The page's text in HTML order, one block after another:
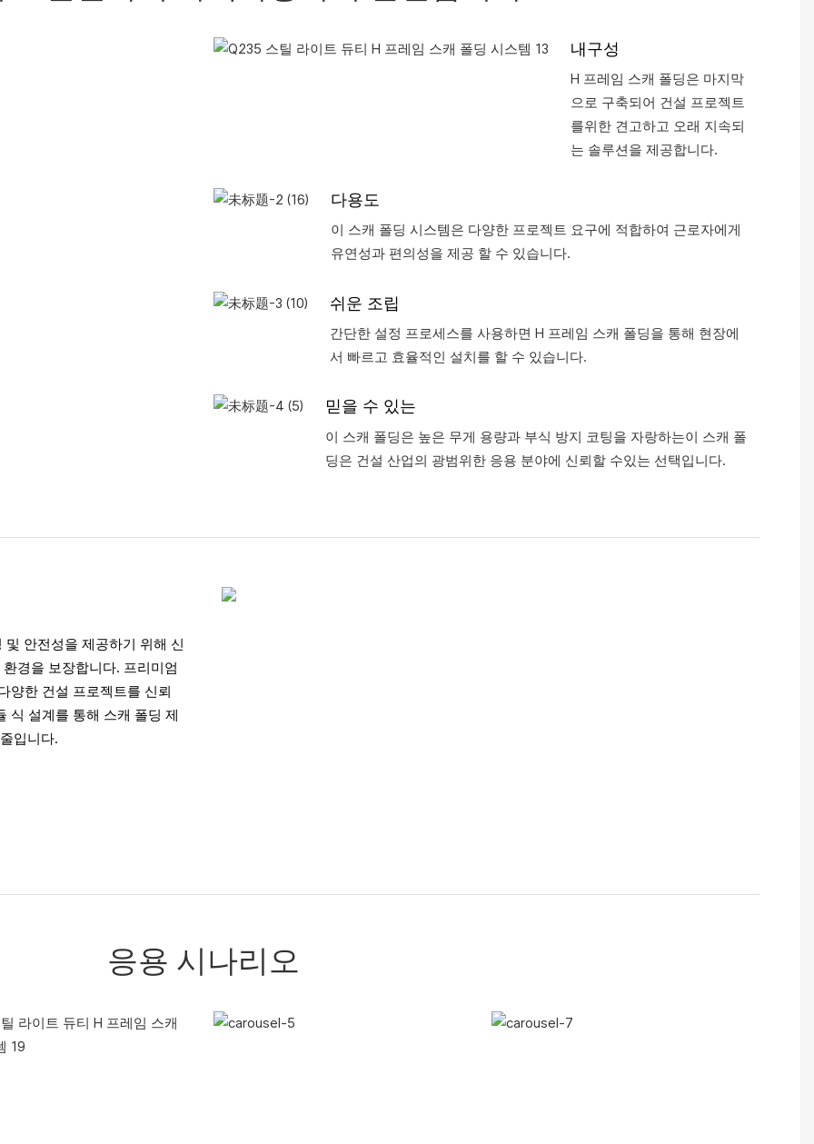
내구성
H 프레임 스캐 폴딩은 마지막
으로 구축되어 건설 프로젝트
를위한 견고하고 오래 지속되
는 솔루션을 제공합니다.
다용도
이 스캐 폴딩 시스템은 다양한 프로젝트 요구에 적합하여 근로자에게
유연성과 편의성을 제공 할 수 있습니다.
쉬운 조립
간단한 설정 프로세스를 사용하면 H 프레임 스캐 폴딩을 통해 현장에
서 빠르고 효율적인 설치를 할 수 있습니다.
믿을 수 있는
이 스캐 폴딩은 높은 무게 용량과 부식 방지 코팅을 자랑하는이 스캐 폴
딩은 건설 산업의 광범위한 응용 분야에 신뢰할 수있는 선택입니다.
안전성을 제공하기 위해 신
경을 보장합니다. 프리미엄
양한 건설 프로젝트를 신뢰
식 설계를 통해 스캐 폴딩 제
입니다.
응용 시나리오